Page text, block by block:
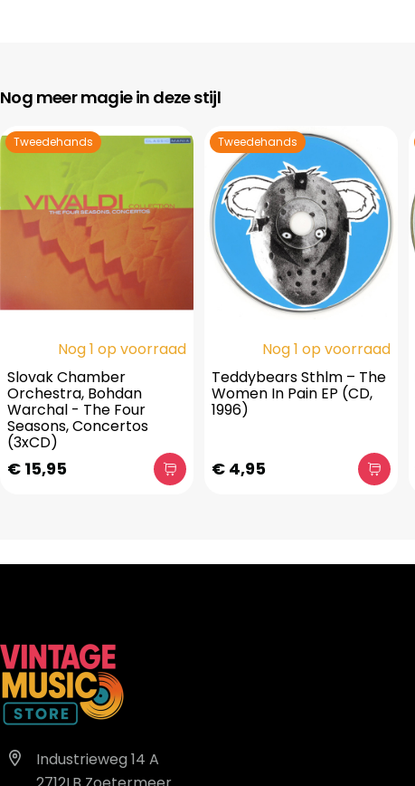
Nog meer magie in deze stijl
Tweedehands
Nog 1 op voorraad
Slovak Chamber
Orchestra, Bohdan
Warchal - The Four
Seasons, Concertos
(3xCD)
€ 15,95
Tweedehands
Nog 1 op voorraad
Teddybears Sthlm – The
Women In Pain EP (CD,
1996)
€ 4,95
Industrieweg 14 A